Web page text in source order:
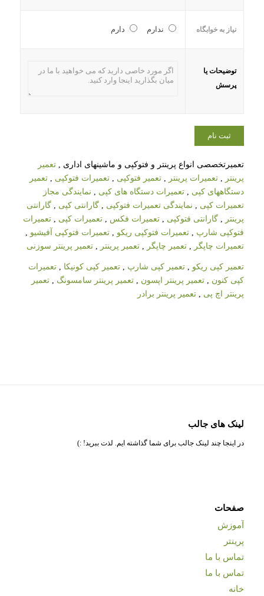
نیاز به خوابگاه ندارم دارم
توضیحات یا
پرسش
تعمیرتخصصی انواع پرینتر و فتوکپی و ماشینهای اداری , تعمیر
پرینتر , تعمیرات پرینتر , تعمیر فتوکپی , تعمیرات فتوکپی , تعمیر
دستگاههای کپی , تعمیرات دستگاه های کپی , نمایندگی مجاز
تعمیرات کپی , نمایندگی تعمیرات فتوکپی , گارانتی کپی , گارانتی
پرینتر , گارانتی فتوکپی , تعمیرات فکس , تعمیرات کپی , تعمیرات
فتوکپی شارپ , تعمیرات فتوکپی ریکو , تعمیرات فتوکپی آفیشیو ,
تعمیرات چاپگر , تعمیر چاپگر , تعمیر پرینتر , تعمیر پرینتر سوزنی
تعمیر کپی ریکو , تعمیر کپی شارپ , تعمیر کپی کونیکا , تعمیرات
کپی کنون , تعمیر پرینتر اپسون , تعمیر پرینتر سامسونگ , تعمیر
پرینتر اچ پی , تعمیر پرینتر برادر
لینک های جالب
در اینجا چند لینک جالب برای شما گذاشته ایم. لذت ببرید! :)
صفحات
آموزش
پرینتر
تماس با ما
تماس با ما
خانه